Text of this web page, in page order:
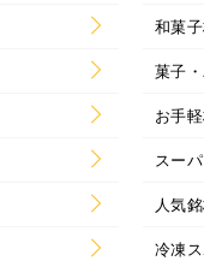
和菓
菓子
お手
スー
人気
冷凍